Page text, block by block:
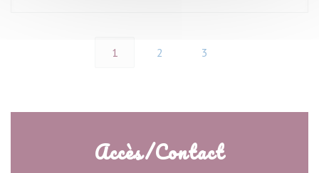
1 2 3
Accès/Contact